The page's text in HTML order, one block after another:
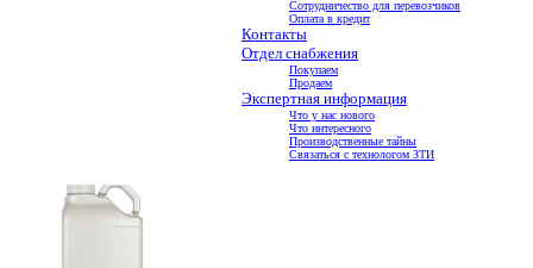
Сотрудничество для перевозчиков
Оплата в кредит
Контакты
Отдел снабжения
Покупаем
Продаем
Экспертная информация
Что у нас нового
Что интересного
Производственные тайны
Связаться с технологом ЗТИ